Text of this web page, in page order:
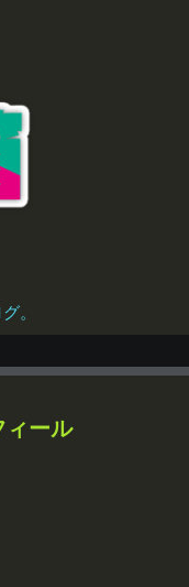
。
ィール